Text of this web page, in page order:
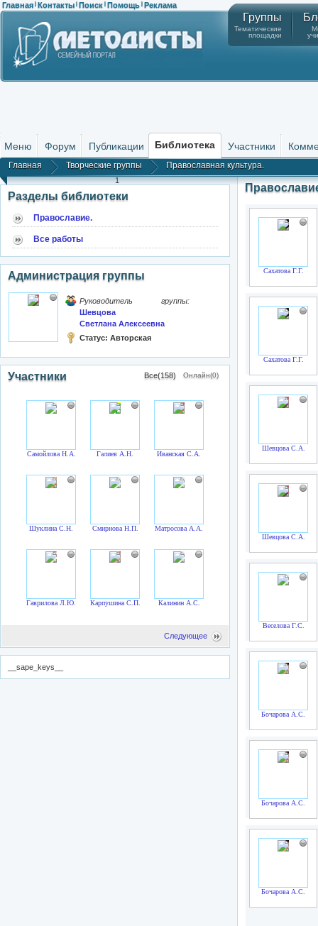
Главная | Контакты | Поиск | Помощь | Реклама
Группы
Тематические
площадки
Меню Форум Публикации Библиотека Участники
Главная Творческие группы Православная культура.
1
Разделы библиотеки
Православие.
Все работы
Администрация группы
Руководитель группы:
Шевцова
Светлана Алексеевна
Статус: Авторская
Участники Все(158) Онлайн(0)
Самойлова Н.А. Галиев А.Н. Иванская С.А.
Шуклина С.Н. Смирнова Н.П. Матросова А.А.
Гаврилова Л.Ю. Карпушина С.П. Калинин А.С.
Следующее
__sape_keys__
Сахатова Г.Г.
Сахатова Г.Г.
Шевцова С.А.
Шевцова С.А.
Веселова Г.С.
Бочарова А.С.
Бочарова А.С.
Бочарова А.С.